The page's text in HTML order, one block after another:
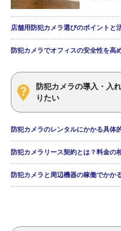
店舗用防犯カメラ選びのポイントと
防犯カメラでオフィスの安全性を高
防犯カメラの導入・入
りたい
防犯カメラのレンタルにかかる具体
防犯カメラリース契約とは？料金の
防犯カメラと周辺機器の稼働でかか